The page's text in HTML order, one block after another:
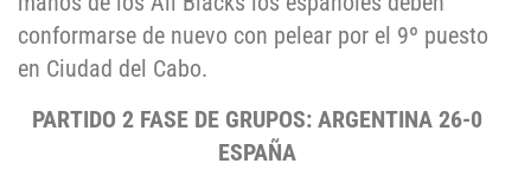
conformarse de nuevo con pelear por el 9º puesto
en Ciudad del Cabo.
PARTIDO 2 FASE DE GRUPOS: ARGENTINA 26-0
ESPAÑA